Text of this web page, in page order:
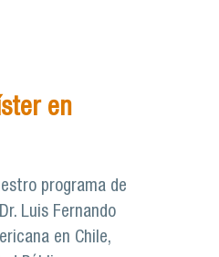
en
programa de
Luis Fernando
en Chile,